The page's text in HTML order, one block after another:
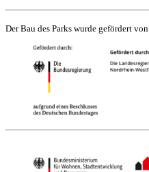
Der Bau des Parks wurde gefördert von